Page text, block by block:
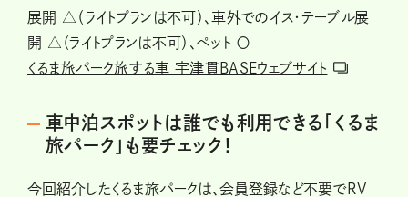
展開 △（ライトプランは不可）、車外でのイス・テーブル展
開 △（ライトプランは不可）、ペット 〇
くるま旅パーク旅する車 宇津貫BASEウェブサイト
車中泊スポットは誰でも利用できる「くるま
旅パーク」も要チェック！
今回紹介したくるま旅パークは、会員登録など不要でRV